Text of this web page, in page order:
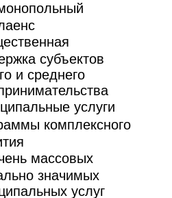
субъектов
и среднего
услуги
комплексного
массовых
значимых
услуг